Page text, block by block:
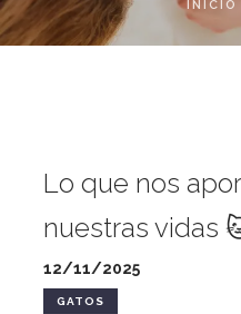
INICIO
Lo que nos
nuestras vidas
12/11/2025
GATOS